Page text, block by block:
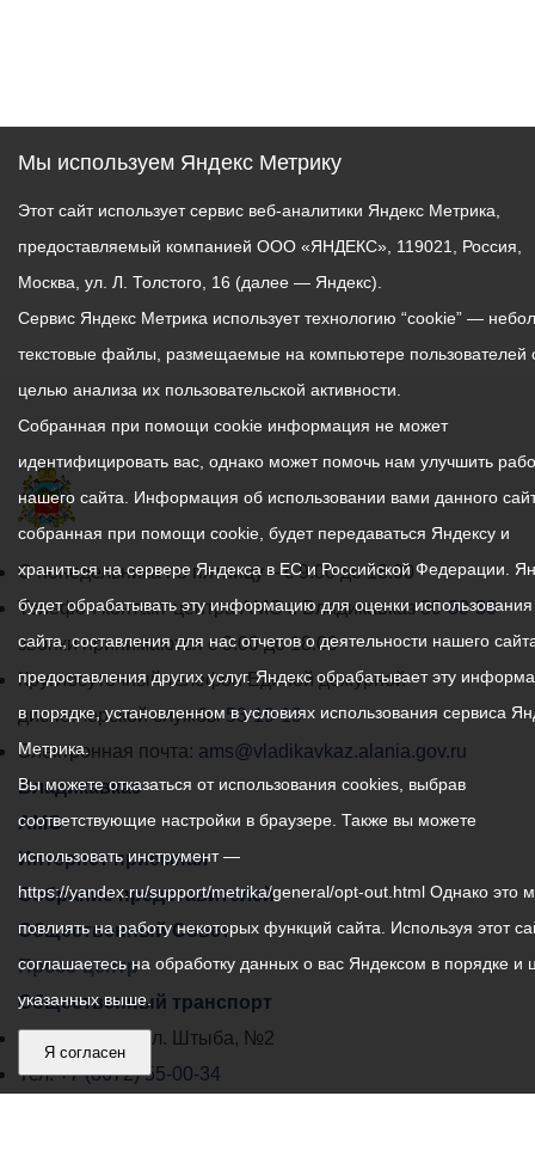
График
работы
администрации
местного
самоуправления
города
Владикавказ:
С понедельника по пятницу – с 9.00 до 18.00
Телефон контакт-центра АМС г. Владикавказ30-30-30
звонки принимаются с 9:00 до 18:00
Круглосуточный телефон Единой дежурной
диспетчерской службы53-19-19
Электронная почта: ams@vladikavkaz.alania.gov.ru
Владикавказ
АМС
Интернет приемная
Собрание представителей
Общественный Совет
Пресс-центр
Общественный транспорт
Владикавказ, пл. Штыба, №2
Тел:+7 (8672) 55-00-34
Мы используем Яндекс Метрику
Этот сайт использует сервис веб-аналитики Яндекс Метрика,
предоставляемый компанией ООО «ЯНДЕКС», 119021, Россия,
Москва, ул. Л. Толстого, 16 (далее — Яндекс).
Сервис Яндекс Метрика использует технологию “cookie” —
текстовые файлы, размещаемые на компьютере пользователей
целью анализа их пользовательской активности.
Собранная при помощи cookie информация не может
идентифицировать вас, однако может помочь нам улучшить
нашего сайта. Информация об использовании вами данного
собранная при помощи cookie, будет передаваться Яндексу и
храниться на сервере Яндекса в ЕС и Российской Федерации.
будет обрабатывать эту информацию для оценки
сайта, составления для нас отчетов о деятельности нашего
предоставления других услуг. Яндекс обрабатывает эту
в порядке, установленном в условиях использования сервиса
Метрика.
Вы можете отказаться от использования cookies, выбрав
соответствующие настройки в браузере. Также вы можете
использовать инструмент —
https://yandex.ru/support/metrika/general/opt-out.html Однако это
повлиять на работу некоторых функций сайта. Используя этот
соглашаетесь на обработку данных о вас Яндексом в порядке и
указанных выше.
Я согласен